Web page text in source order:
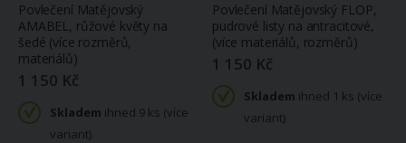
Povlečení Matějovský
AMABEL, růžové květy na
šedé (více rozměrů,
materiálů)
1 150 Kč
Skladem ihned 9 ks (více
variant)
Povlečení Matějovský FLOP,
pudrové listy na antracitové,
(více materiálů, rozměrů)
1 150 Kč
Skladem ihned 1 ks (více
variant)